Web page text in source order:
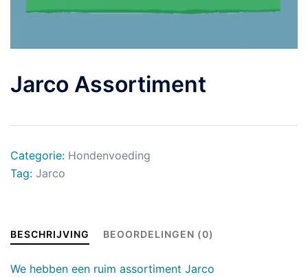
Jarco Assortiment
Categorie: Hondenvoeding
Tag: Jarco
BESCHRIJVING BEOORDELINGEN (0)
We hebben een ruim assortiment Jarco